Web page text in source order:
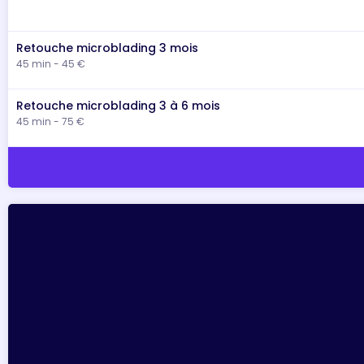
Retouche microblading 3 mois
45 min - 45 €
Retouche microblading 3 à 6 mois
45 min - 75 €